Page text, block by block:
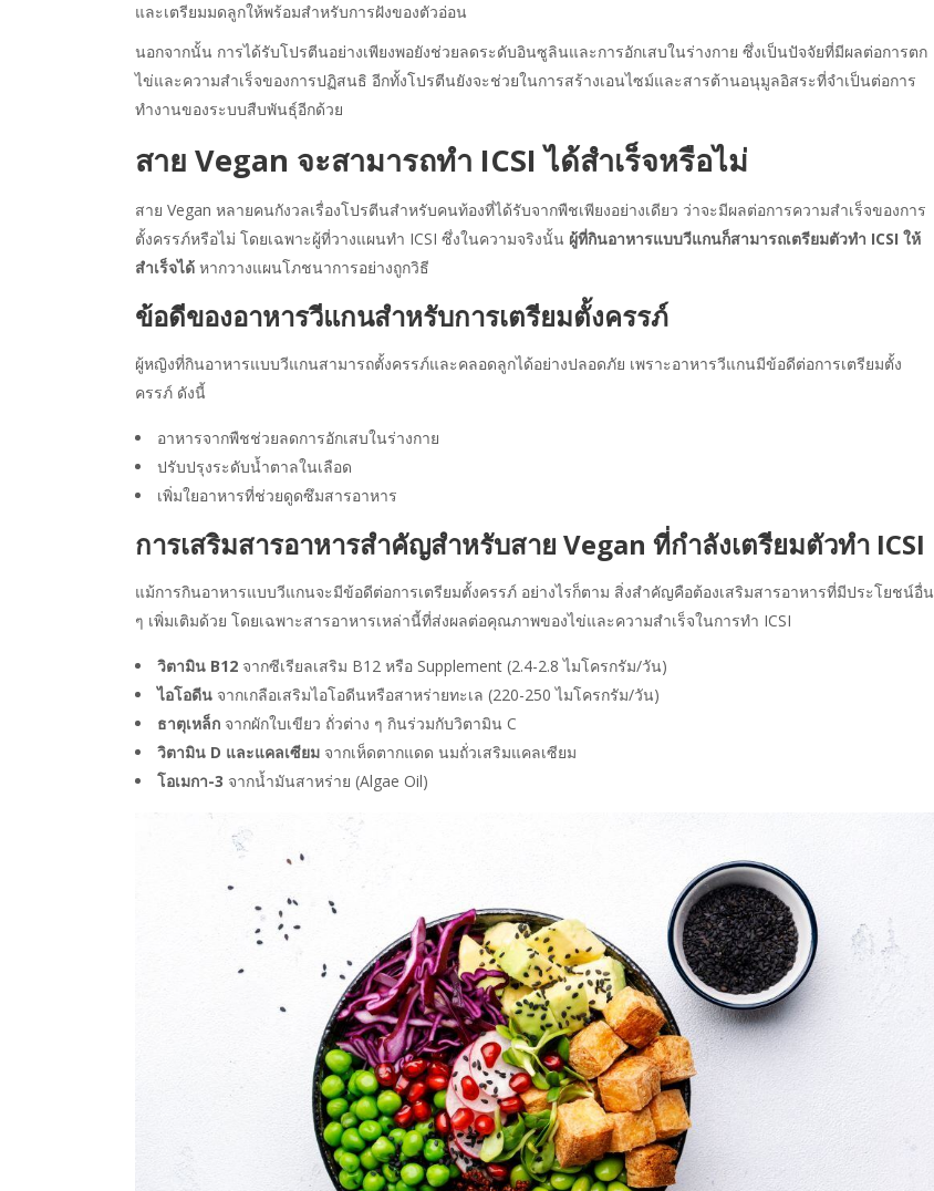
และเตรียมมดลูกให้พร้อมสำหรับการฝังของตัวอ่อน
นอกจากนั้น การได้รับโปรตีนอย่างเพียงพอยังช่วยลดระดับอินซูลินและการอักเสบในร่างกาย ซึ่งเป็นปัจจัยที่มีผลต่อการตก
ไข่และความสำเร็จของการปฏิสนธิ อีกทั้งโปรตีนยังจะช่วยในการสร้างเอนไซม์และสารต้านอนุมูลอิสระที่จำเป็นต่อการ
ทำงานของระบบสืบพันธุ์อีกด้วย
สาย Vegan จะสามารถทำ ICSI ได้สำเร็จหรือไม่
สาย Vegan หลายคนกังวลเรื่องโปรตีนสำหรับคนท้องที่ได้รับจากพืชเพียงอย่างเดียว ว่าจะมีผลต่อการความสำเร็จของการ
ตั้งครรภ์หรือไม่ โดยเฉพาะผู้ที่วางแผนทำ ICSI ซึ่งในความจริงนั้น ผู้ที่กินอาหารแบบวีแกนก็สามารถเตรียมตัวทำ ICSI ให้
สำเร็จได้ หากวางแผนโภชนาการอย่างถูกวิธี
ข้อดีของอาหารวีแกนสำหรับการเตรียมตั้งครรภ์
ผู้หญิงที่กินอาหารแบบวีแกนสามารถตั้งครรภ์และคลอดลูกได้อย่างปลอดภัย เพราะอาหารวีแกนมีข้อดีต่อการเตรียมตั้ง
ครรภ์ ดังนี้
อาหารจากพืชช่วยลดการอักเสบในร่างกาย
ปรับปรุงระดับน้ำตาลในเลือด
เพิ่มใยอาหารที่ช่วยดูดซึมสารอาหาร
การเสริมสารอาหารสำคัญสำหรับสาย Vegan ที่กำลังเตรียมตัวทำ ICSI
แม้การกินอาหารแบบวีแกนจะมีข้อดีต่อการเตรียมตั้งครรภ์ อย่างไรก็ตาม สิ่งสำคัญคือต้องเสริมสารอาหารที่มีประโยชน์อื่น
ๆ เพิ่มเติมด้วย โดยเฉพาะสารอาหารเหล่านี้ที่ส่งผลต่อคุณภาพของไข่และความสำเร็จในการทำ ICSI
วิตามิน B12 จากซีเรียลเสริม B12 หรือ Supplement (2.4-2.8 ไมโครกรัม/วัน)
ไอโอดีน จากเกลือเสริมไอโอดีนหรือสาหร่ายทะเล (220-250 ไมโครกรัม/วัน)
ธาตุเหล็ก จากผักใบเขียว ถั่วต่าง ๆ กินร่วมกับวิตามิน C
วิตามิน D และแคลเซียม จากเห็ดตากแดด นมถั่วเสริมแคลเซียม
โอเมกา-3 จากน้ำมันสาหร่าย (Algae Oil)